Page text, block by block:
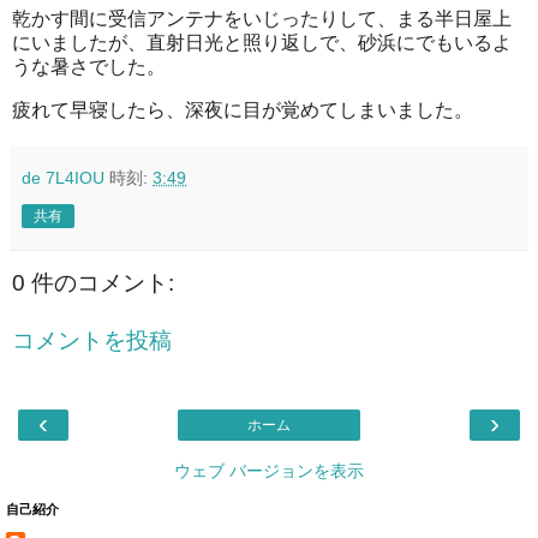
乾かす間に受信アンテナをいじったりして、まる半日屋上
にいましたが、直射日光と照り返しで、砂浜にでもいるよ
うな暑さでした。
疲れて早寝したら、深夜に目が覚めてしまいました。
de 7L4IOU 時刻: 3:49
共有
0 件のコメント:
コメントを投稿
‹ ›
ホーム
ウェブ バージョンを表示
自己紹介